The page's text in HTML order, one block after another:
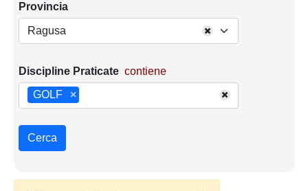
Provincia
Ragusa
Discipline Praticate contiene
×
GOLF
Cerca